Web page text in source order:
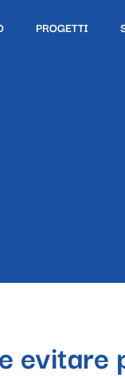
PROGETTI
evitare